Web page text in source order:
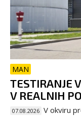
MAN
TESTIRANJE
V REALNIH
07.08.2026 V okviru